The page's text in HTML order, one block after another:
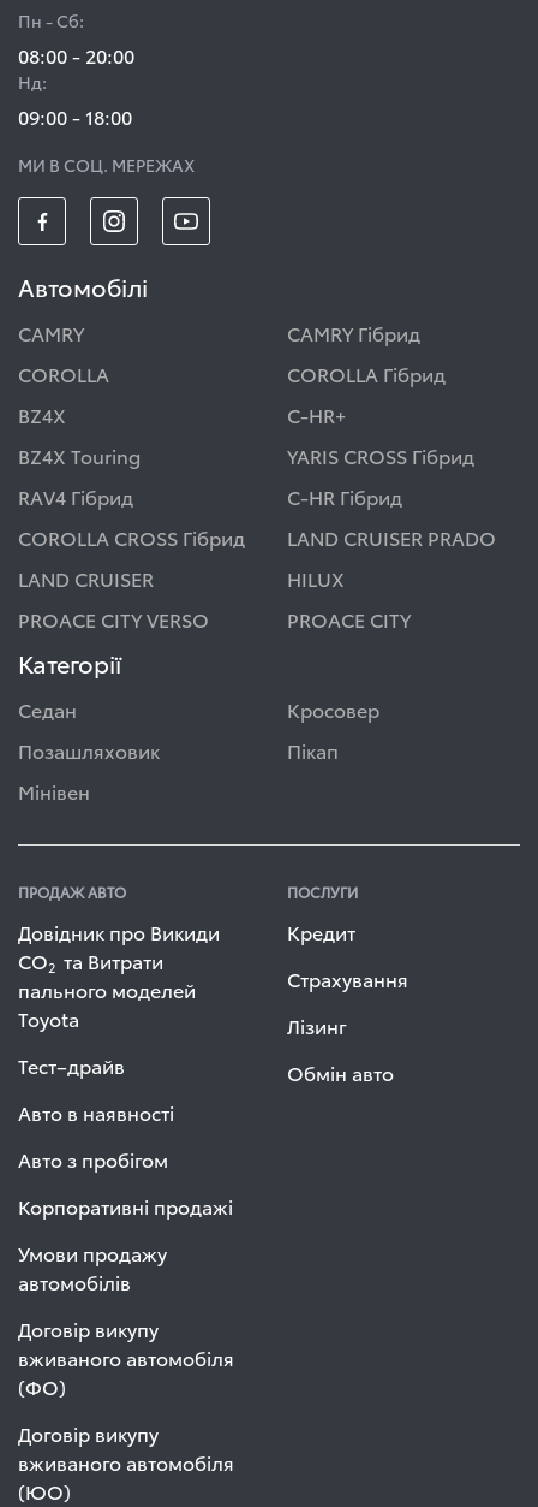
Пн - Сб:
08:00 - 20:00
Нд:
09:00 - 18:00
МИ В СОЦ. МЕРЕЖАХ
Автомобілі
CAMRY
CAMRY Гібрид
COROLLA
COROLLA Гібрид
BZ4X
C-HR+
BZ4X Touring
YARIS CROSS Гібрид
RAV4 Гібрид
C-HR Гібрид
COROLLA CROSS Гібрид
LAND CRUISER PRADO
LAND CRUISER
HILUX
PROACE CITY VERSO
PROACE CITY
Категорії
Седан
Кросовер
Позашляховик
Пікап
Мінівен
ПРОДАЖ АВТО
Довідник про Викиди
СО2 та Витрати
пального моделей
Toyota
Тест–драйв
Авто в наявності
Авто з пробігом
Корпоративні продажі
Умови продажу
автомобілів
Договір викупу
вживаного автомобіля
(ФО)
Договір викупу
вживаного автомобіля
(ЮО)
ПОСЛУГИ
Кредит
Страхування
Лізинг
Обмін авто